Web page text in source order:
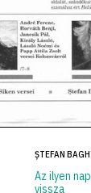
ȘTEFAN
Az ilyen
vissza